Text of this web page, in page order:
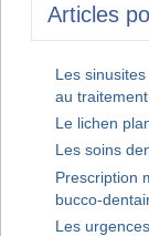
Articles
Les
au traitement
Le lichen
Les soins
Prescription
bucco-
Les